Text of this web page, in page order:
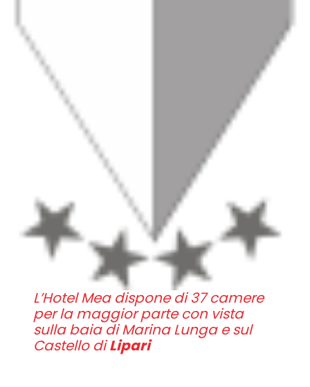
L’Hotel Mea dispone di 37 camere
per la maggior parte con vista
sulla baia di Marina Lunga e sul
Castello diLipari